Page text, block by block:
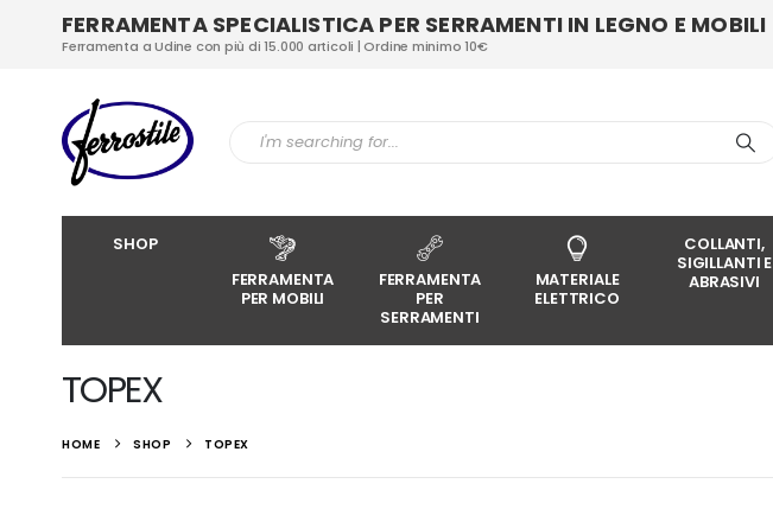
FERRAMENTA SPECIALISTICA PER SERRAMENTI IN LEGNO E MOBILI
Ferramenta a Udine con più di 15.000 articoli | Ordine minimo 10€
SHOP
FERRAMENTA
PER MOBILI
FERRAMENTA
PER
SERRAMENTI
MATERIALE
ELETTRICO
COLLANTI,
SIGILLANTI E
ABRASIVI
TOPEX
HOME SHOP TOPEX